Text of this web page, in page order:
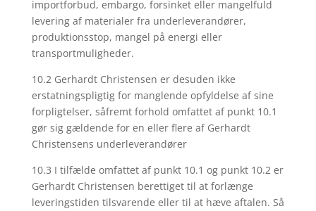
importforbud, embargo, forsinket eller mangelfuld
levering af materialer fra underleverandører,
produktionsstop, mangel på energi eller
transportmuligheder.
10.2 Gerhardt Christensen er desuden ikke
erstatningspligtig for manglende opfyldelse af sine
forpligtelser, såfremt forhold omfattet af punkt 10.1
gør sig gældende for en eller flere af Gerhardt
Christensens underleverandører
10.3 I tilfælde omfattet af punkt 10.1 og punkt 10.2 er
Gerhardt Christensen berettiget til at forlænge
leveringstiden tilsvarende eller til at hæve aftalen. Så